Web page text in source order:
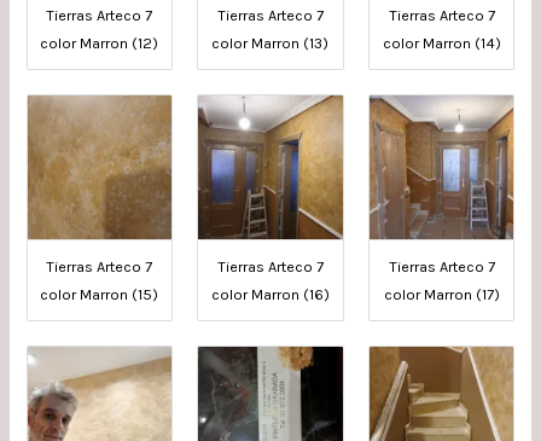
Tierras Arteco 7
color Marron (12)
Tierras Arteco 7
color Marron (13)
Tierras Arteco 7
color Marron (14)
Tierras Arteco 7
color Marron (15)
Tierras Arteco 7
color Marron (16)
Tierras Arteco 7
color Marron (17)